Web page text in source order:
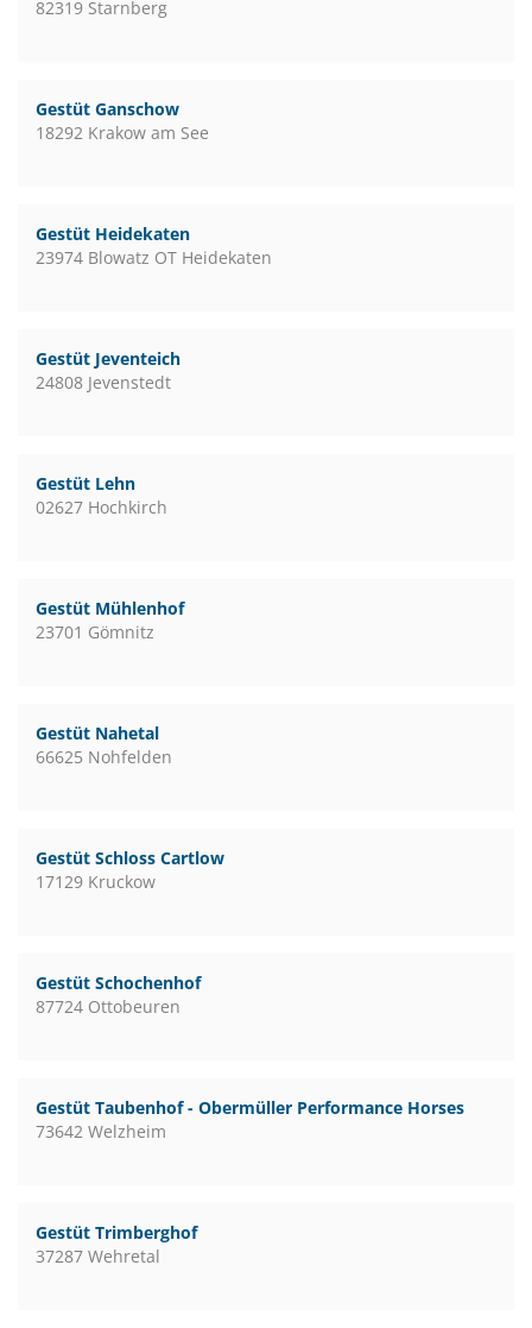
82319 Starnberg
Gestüt Ganschow
18292 Krakow am See
Gestüt Heidekaten
23974 Blowatz OT Heidekaten
Gestüt Jeventeich
24808 Jevenstedt
Gestüt Lehn
02627 Hochkirch
Gestüt Mühlenhof
23701 Gömnitz
Gestüt Nahetal
66625 Nohfelden
Gestüt Schloss Cartlow
17129 Kruckow
Gestüt Schochenhof
87724 Ottobeuren
Gestüt Taubenhof - Obermüller Performance Horses
73642 Welzheim
Gestüt Trimberghof
37287 Wehretal